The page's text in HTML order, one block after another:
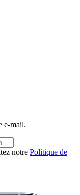
e-mail.
notre Politique de